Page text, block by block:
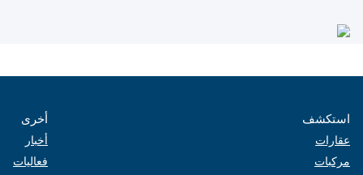
استكشف
عقارات
مركبات
أخرى
أخبار
فعاليات